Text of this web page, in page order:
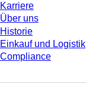
Karriere
Über uns
Historie
Einkauf und Logistik
Compliance